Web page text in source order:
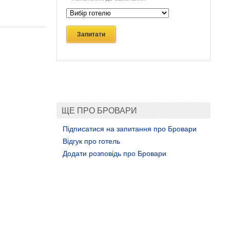
Запитати
ЩЕ ПРО БРОВАРИ
Підписатися на запитання про Бровари
Відгук про готель
Додати розповідь про Бровари